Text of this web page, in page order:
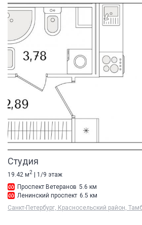
Студия
19.42 м2 | 1/9 этаж
Проспект Ветеранов 5.6 км
Ленинский проспект 6.5 км
Санкт-Петербург, Красносельский район,